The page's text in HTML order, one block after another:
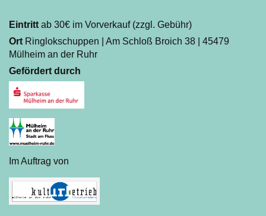
Eintritt ab 30€ im Vorverkauf (zzgl. Gebühr)
Ort Ringlokschuppen | Am Schloß Broich 38 | 45479
Mülheim an der Ruhr
Gefördert durch
Im Auftrag von